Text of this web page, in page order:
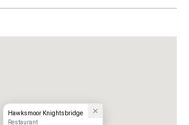
Hawksmoor Knightsbridge
Restaurant